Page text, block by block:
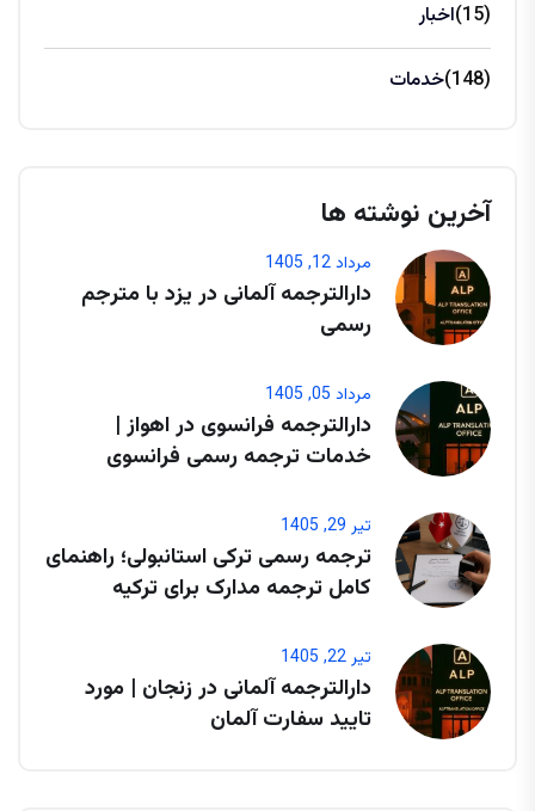
اخبار (15)
خدمات (148)
آخرین نوشته ها
مرداد 12, 1405
دارالترجمه آلمانی در یزد با مترجم
رسمی
مرداد 05, 1405
دارالترجمه فرانسوی در اهواز |
خدمات ترجمه رسمی فرانسوی
تیر 29, 1405
ترجمه رسمی ترکی استانبولی؛ راهنمای
کامل ترجمه مدارک برای ترکیه
تیر 22, 1405
دارالترجمه آلمانی در زنجان | مورد
تایید سفارت آلمان